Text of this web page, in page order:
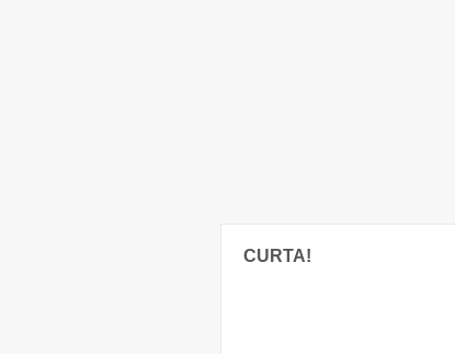
CURTA!